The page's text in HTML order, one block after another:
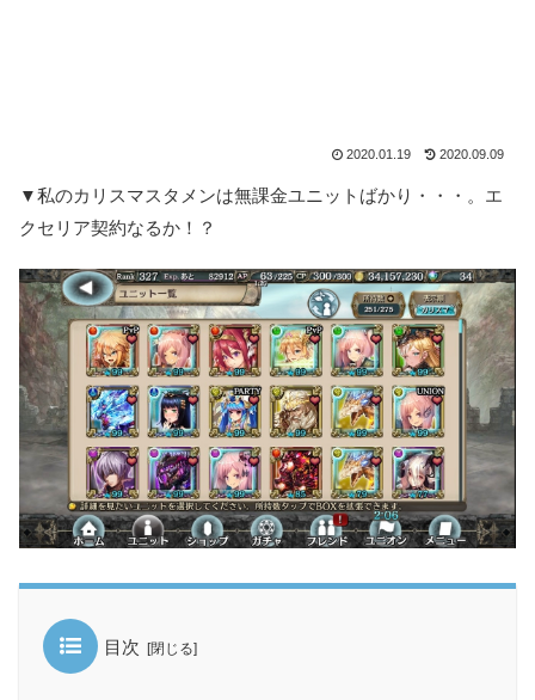
2020.01.19 2020.09.09
▼私のカリスマスタメンは無課金ユニットばかり・・・。エ
クセリア契約なるか！？
目次